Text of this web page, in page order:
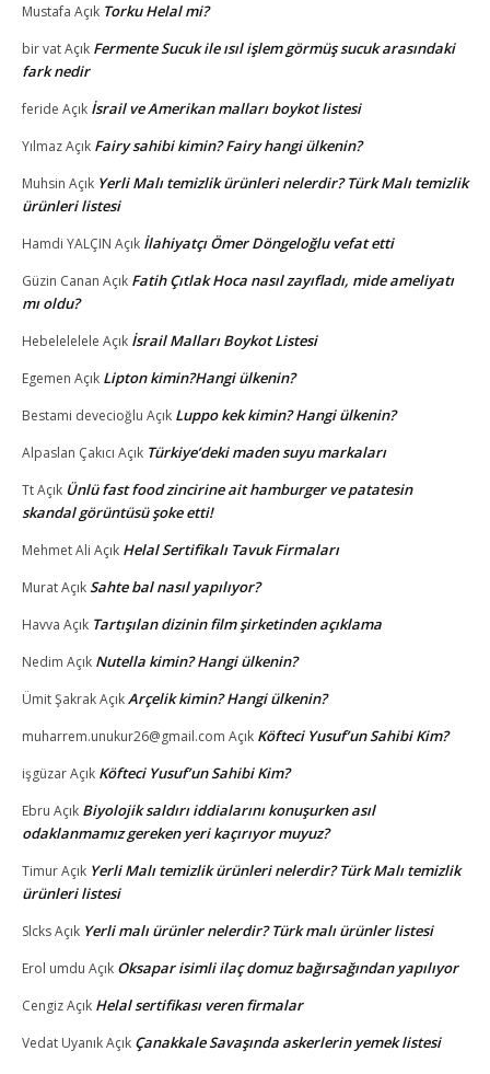
Mustafa Açık Torku Helal mi?
bir vatAçık Fermente Sucuk ile ısıl işlem görmüş sucuk arasındaki
fark nedir
feride Açık İsrail ve Amerikan malları boykot listesi
YılmazAçık Fairy sahibi kimin? Fairy hangi ülkenin?
Muhsin Açık Yerli Malı temizlik ürünleri nelerdir? Türk Malı temizlik
ürünleri listesi
Hamdi YALÇIN Açık İlahiyatçı Ömer Döngeloğlu vefat etti
Güzin Canan Açık Fatih Çıtlak Hoca nasıl zayıfladı, mide ameliyatı
mı oldu?
Hebelelelele Açık İsrail Malları Boykot Listesi
Egemen Açık Lipton kimin?Hangi ülkenin?
Bestami devecioğlu Açık Luppo kek kimin? Hangi ülkenin?
Alpaslan Çakıcı Açık Türkiye’deki maden suyu markaları
TtAçık Ünlü fast food zincirine ait hamburger ve patatesin
skandal görüntüsü şoke etti!
Mehmet Ali Açık Helal Sertifikalı Tavuk Firmaları
MuratAçıkSahte bal nasıl yapılıyor?
Havva Açık Tartışılan dizinin film şirketinden açıklama
Nedim Açık Nutella kimin? Hangi ülkenin?
Ümit ŞakrakAçıkArçelik kimin? Hangi ülkenin?
muharrem.unukur26@gmail.com Açık Köfteci Yusuf’un Sahibi Kim?
işgüzarAçık Köfteci Yusuf’un Sahibi Kim?
Ebru Açık Biyolojik saldırı iddialarını konuşurken asıl
odaklanmamız gereken yeri kaçırıyor muyuz?
TimurAçık Yerli Malı temizlik ürünleri nelerdir? Türk Malı temizlik
ürünleri listesi
SlcksAçık Yerli malı ürünler nelerdir? Türk malı ürünler listesi
Erol umdu Açık Oksapar isimli ilaç domuz bağırsağından yapılıyor
CengizAçık Helal sertifikası veren firmalar
Vedat UyanıkAçık Çanakkale Savaşında askerlerin yemek listesi